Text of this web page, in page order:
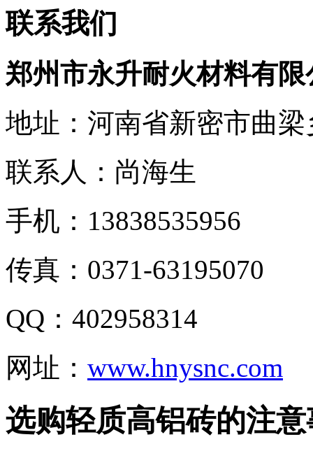
联系我们
郑州市永升耐火材料有限
地址：河南省新密市曲
联系人：尚海生
手机：13838535956
传真：0371-63195070
QQ：402958314
网址： www.hnysnc.com
选购轻质高铝砖的注